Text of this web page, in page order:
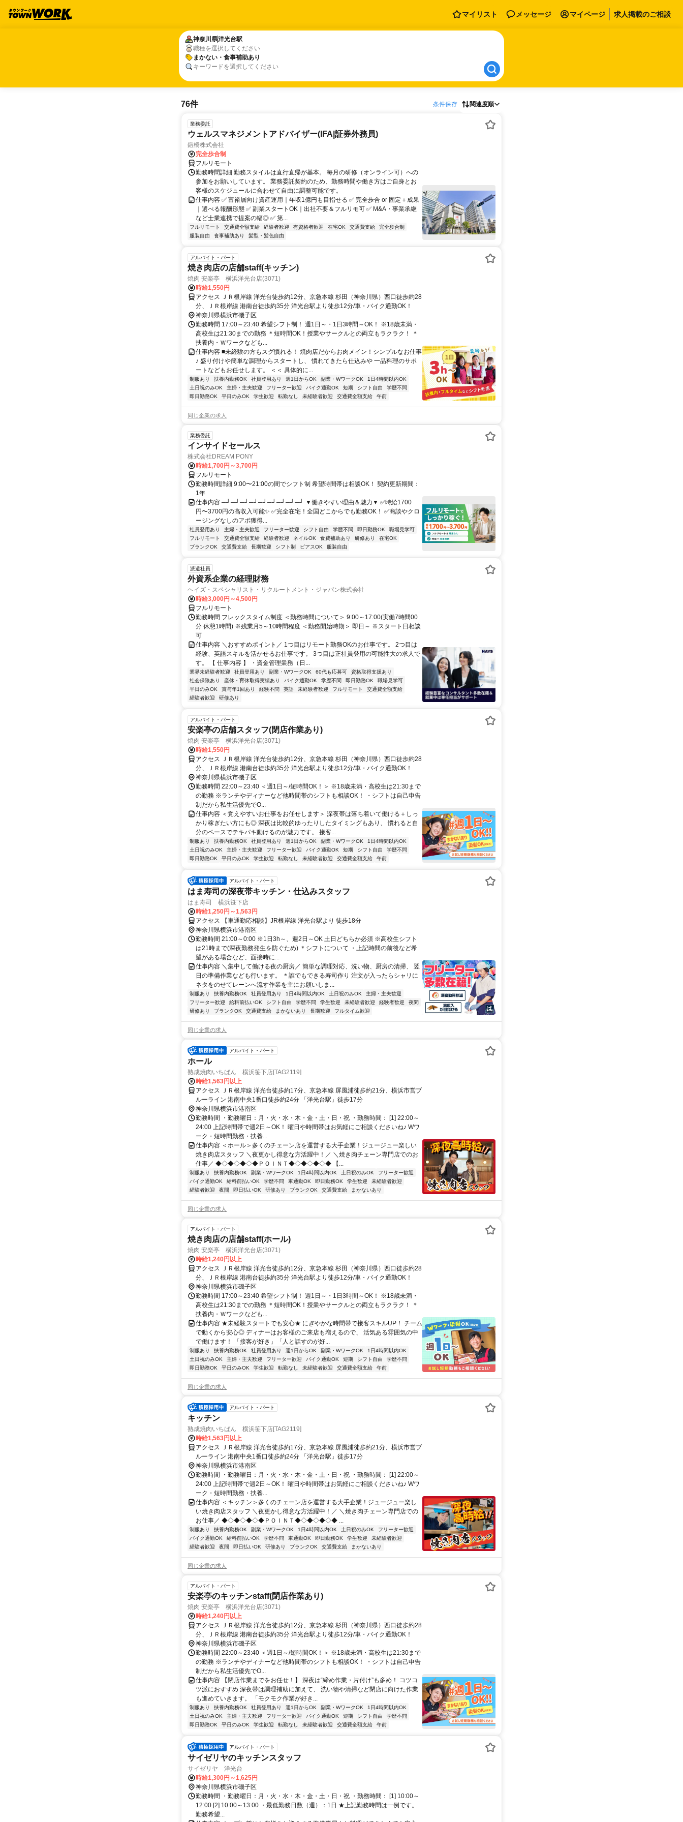
マイリスト メッセージ マイページ 求人掲載のご相談
神奈川県洋光台駅
職種を選択してください
まかない・食事補助あり
キーワードを選択してください
神奈川県洋光台駅
まかない・食事補助あり
76件 条件保存 関連度順
業務委託
ウェルスマネジメントアドバイザー(IFA|証券外務員)
鎧橋株式会社
完全歩合制
フルリモート
勤務時間詳細 勤務スタイルは直行直帰が基本。 毎月の研修（オンライン可）への
参加をお願いしています。 業務委託契約のため、勤務時間や働き方はご自身とお
客様のスケジュールに合わせて自由に調整可能です。
仕事内容 ✅ 富裕層向け資産運用｜年収1億円も目指せる ✅ 完全歩合 or 固定＋成果
｜選べる報酬形態 ✅ 副業スタートOK｜出社不要＆フルリモ可 ✅ M&A・事業承継
など士業連携で提案の幅◎ ✅ 第...
フルリモート 交通費全額支給 経験者歓迎 有資格者歓迎 在宅OK 交通費支給
完全歩合制
服装自由
食事補助あり 髪型・髪色自由
アルバイト・パート
焼き肉店の店舗staff(キッチン)
焼肉 安楽亭 横浜洋光台店(3071)
時給1,550円
アクセス ＪＲ根岸線 洋光台徒歩約12分、京急本線 杉田（神奈川県）西口徒歩約28
分、ＪＲ根岸線 港南台徒歩約35分 洋光台駅より徒歩12分/車・バイク通勤OK！
神奈川県横浜市磯子区
勤務時間 17:00～23:40 希望シフト制！ 週1日～・1日3時間～OK！ ※18歳未満・
高校生は21:30までの勤務 ＊短時間OK！授業やサークルとの両立もラクラク！ ＊
扶養内・Ｗワークなども...
仕事内容 ■未経験の方もスグ慣れる！ 焼肉店だからお肉メイン！シンプルなお仕事
♪ 盛り付けや簡単な調理からスタートし、 慣れてきたら仕込みや 一品料理のサポ
ートなどもお任せします。 ＜＜ 具体的に...
制服あり 扶養内勤務OK 社員登用あり 週1日からOK 副業・WワークOK
1日4時間以内OK
土日祝のみOK
主婦・主夫歓迎 フリーター歓迎 バイク通勤OK 短期 シフト自由
学歴不問
即日勤務OK
平日のみOK 学生歓迎 転勤なし 未経験者歓迎 交通費全額支給 午前
同じ企業の求人
業務委託
インサイドセールス
株式会社DREAM PONY
時給1,700円～3,700円
フルリモート
勤務時間詳細 9:00〜21:00の間でシフト制 希望時間帯は相談OK！ 契約更新期間：
1年
仕事内容 ─┘─┘─┘─┘─┘─┘─┘─┘─┘ ▼働きやすい理由＆魅力▼ ✅時給1700
円〜3700円の高収入可能✨ ✅完全在宅！全国どこからでも勤務OK！ ✅商談やクロ
ージングなしのアポ獲得...
社員登用あり 主婦・主夫歓迎 フリーター歓迎 シフト自由 学歴不問 即日勤務OK
職場見学可
フルリモート
交通費全額支給 経験者歓迎 ネイルOK 食費補助あり 研修あり
在宅OK
ブランクOK
交通費支給 長期歓迎 シフト制 ピアスOK 服装自由
派遣社員
外資系企業の経理財務
ヘイズ・スペシャリスト・リクルートメント・ジャパン株式会社
時給3,000円～4,500円
フルリモート
勤務時間 フレックスタイム制度 ＜勤務時間について＞ 9:00～17:00(実働7時間00
分 休憩1時間) ※残業月5～10時間程度 ＜勤務開始時期＞ 即日～ ※スタート日相談
可
仕事内容 ＼おすすめポイント／ 1つ目はリモート勤務OKのお仕事です。 2つ目は
経験、英語スキルを活かせるお仕事です。 3つ目は正社員登用の可能性大の求人で
す。 【 仕事内容 】 ・資金管理業務（日...
業界未経験者歓迎 社員登用あり 副業・WワークOK 60代も応募可
資格取得支援あり
社会保険あり
産休・育休取得実績あり バイク通勤OK 学歴不問 即日勤務OK
職場見学可
平日のみOK
賞与年1回あり 経験不問 英語 未経験者歓迎 フルリモート
交通費全額支給
経験者歓迎
研修あり
アルバイト・パート
安楽亭の店舗スタッフ(閉店作業あり)
焼肉 安楽亭 横浜洋光台店(3071)
時給1,550円
アクセス ＪＲ根岸線 洋光台徒歩約12分、京急本線 杉田（神奈川県）西口徒歩約28
分、ＪＲ根岸線 港南台徒歩約35分 洋光台駅より徒歩12分/車・バイク通勤OK！
神奈川県横浜市磯子区
勤務時間 22:00～23:40 ＜週1日～/短時間OK！＞ ※18歳未満・高校生は21:30まで
の勤務 ※ランチやディナーなど他時間帯のシフトも相談OK！ ・シフトは自己申告
制だから私生活優先でO...
仕事内容 ＜覚えやすいお仕事をお任せします＞ 深夜帯は落ち着いて働ける＋しっ
かり稼ぎたい方にも◎ 深夜は比較的ゆったりしたタイミングもあり、 慣れると自
分のペースでテキパキ動けるのが魅力です。 接客...
制服あり 扶養内勤務OK 社員登用あり 週1日からOK 副業・WワークOK
1日4時間以内OK
土日祝のみOK
主婦・主夫歓迎 フリーター歓迎 バイク通勤OK 短期 シフト自由
学歴不問
即日勤務OK
平日のみOK 学生歓迎 転勤なし 未経験者歓迎 交通費全額支給 午前
アルバイト・パート
はま寿司の深夜帯キッチン・仕込みスタッフ
はま寿司 横浜笹下店
時給1,250円～1,563円
アクセス 【車通勤応相談】JR根岸線 洋光台駅より 徒歩18分
神奈川県横浜市港南区
勤務時間 21:00～0:00 ※1日3h～、週2日～OK 土日どちらか必須 ※高校生シフト
は21時まで(深夜勤務発生を防ぐため) ＊シフトについて ・上記時間の前後など希
望がある場合など、面接時に...
仕事内容 ＼集中して働ける夜の厨房／ 簡単な調理対応、洗い物、厨房の清掃、 翌
日の準備作業なども行います。 ＊誰でもできる寿司作り 注文が入ったらシャリに
ネタをのせてレーンへ流す作業を主にお願いしま...
制服あり 扶養内勤務OK 社員登用あり 1日4時間以内OK 土日祝のみOK
主婦・主夫歓迎
フリーター歓迎
給料前払いOK シフト自由 学歴不問 学生歓迎 未経験者歓迎 経験者歓迎
夜間
研修あり
ブランクOK 交通費支給 まかないあり 長期歓迎 フルタイム歓迎
同じ企業の求人
アルバイト・パート
ホール
熟成焼肉いちばん 横浜笹下店[TAG2119]
時給1,563円以上
アクセス ＪＲ根岸線 洋光台徒歩約17分、京急本線 屏風浦徒歩約21分、横浜市営ブ
ルーライン 港南中央1番口徒歩約24分 「洋光台駅」徒歩17分
神奈川県横浜市港南区
勤務時間 ・勤務曜日：月・火・水・木・金・土・日・祝 ・勤務時間： [1] 22:00～
24:00 上記時間帯で週2日～OK！ 曜日や時間帯はお気軽にご相談くださいね♪ Wワ
ーク・短時間勤務・扶養...
仕事内容 ＜ホール＞多くのチェーン店を運営する大手企業！ジュージュー楽しい
焼き肉店スタッフ ＼夜更かし得意な方活躍中！／ ＼焼き肉チェーン専門店でのお
仕事／ ◆◇◆◇◆◇◆ＰＯＩＮＴ◆◇◆◇◆◇◆ 【...
制服あり 扶養内勤務OK 副業・WワークOK 1日4時間以内OK 土日祝のみOK
フリーター歓迎
バイク通勤OK
給料前払いOK 学歴不問 車通勤OK 即日勤務OK 学生歓迎
未経験者歓迎
経験者歓迎
夜間 即日払いOK 研修あり ブランクOK 交通費支給 まかないあり
同じ企業の求人
アルバイト・パート
焼き肉店の店舗staff(ホール)
焼肉 安楽亭 横浜洋光台店(3071)
時給1,240円以上
アクセス ＪＲ根岸線 洋光台徒歩約12分、京急本線 杉田（神奈川県）西口徒歩約28
分、ＪＲ根岸線 港南台徒歩約35分 洋光台駅より徒歩12分/車・バイク通勤OK！
神奈川県横浜市磯子区
勤務時間 17:00～23:40 希望シフト制！ 週1日～・1日3時間～OK！ ※18歳未満・
高校生は21:30までの勤務 ＊短時間OK！授業やサークルとの両立もラクラク！ ＊
扶養内・Ｗワークなども...
仕事内容 ★未経験スタートでも安心★ にぎやかな時間帯で接客スキルUP！ チーム
で動くから安心◎ ディナーはお客様のご来店も増えるので、 活気ある雰囲気の中
で働けます！ 「接客が好き」「人と話すのが好...
制服あり 扶養内勤務OK 社員登用あり 週1日からOK 副業・WワークOK
1日4時間以内OK
土日祝のみOK
主婦・主夫歓迎 フリーター歓迎 バイク通勤OK 短期 シフト自由
学歴不問
即日勤務OK
平日のみOK 学生歓迎 転勤なし 未経験者歓迎 交通費全額支給 午前
同じ企業の求人
アルバイト・パート
キッチン
熟成焼肉いちばん 横浜笹下店[TAG2119]
時給1,563円以上
アクセス ＪＲ根岸線 洋光台徒歩約17分、京急本線 屏風浦徒歩約21分、横浜市営ブ
ルーライン 港南中央1番口徒歩約24分 「洋光台駅」徒歩17分
神奈川県横浜市港南区
勤務時間 ・勤務曜日：月・火・水・木・金・土・日・祝 ・勤務時間： [1] 22:00～
24:00 上記時間帯で週2日～OK！ 曜日や時間帯はお気軽にご相談くださいね♪ Wワ
ーク・短時間勤務・扶養...
仕事内容 ＜キッチン＞多くのチェーン店を運営する大手企業！ジュージュー楽し
い焼き肉店スタッフ ＼夜更かし得意な方活躍中！／ ＼焼き肉チェーン専門店での
お仕事／ ◆◇◆◇◆◇◆ＰＯＩＮＴ◆◇◆◇◆◇◆ ...
制服あり 扶養内勤務OK 副業・WワークOK 1日4時間以内OK 土日祝のみOK
フリーター歓迎
バイク通勤OK
給料前払いOK 学歴不問 車通勤OK 即日勤務OK 学生歓迎
未経験者歓迎
経験者歓迎
夜間 即日払いOK 研修あり ブランクOK 交通費支給 まかないあり
同じ企業の求人
アルバイト・パート
安楽亭のキッチンstaff(閉店作業あり)
焼肉 安楽亭 横浜洋光台店(3071)
時給1,240円以上
アクセス ＪＲ根岸線 洋光台徒歩約12分、京急本線 杉田（神奈川県）西口徒歩約28
分、ＪＲ根岸線 港南台徒歩約35分 洋光台駅より徒歩12分/車・バイク通勤OK！
神奈川県横浜市磯子区
勤務時間 22:00～23:40 ＜週1日～/短時間OK！＞ ※18歳未満・高校生は21:30まで
の勤務 ※ランチやディナーなど他時間帯のシフトも相談OK！ ・シフトは自己申告
制だから私生活優先でO...
仕事内容 【閉店作業までをお任せ！】 深夜は“締め作業・片付け”も多め！ コツコ
ツ派におすすめ 深夜帯は調理補助に加えて、 洗い物や清掃など閉店に向けた作業
も進めていきます。 「モクモク作業が好き...
制服あり 扶養内勤務OK 社員登用あり 週1日からOK 副業・WワークOK
1日4時間以内OK
土日祝のみOK
主婦・主夫歓迎 フリーター歓迎 バイク通勤OK 短期 シフト自由
学歴不問
即日勤務OK
平日のみOK 学生歓迎 転勤なし 未経験者歓迎 交通費全額支給 午前
アルバイト・パート
サイゼリヤのキッチンスタッフ
サイゼリヤ 洋光台
時給1,300円～1,625円
神奈川県横浜市磯子区
勤務時間 ・勤務曜日：月・火・水・木・金・土・日・祝 ・勤務時間： [1] 10:00～
12:00 [2] 10:00～13:00 ・最低勤務日数（週）：1日 ★上記勤務時間は一例です。
勤務希望...